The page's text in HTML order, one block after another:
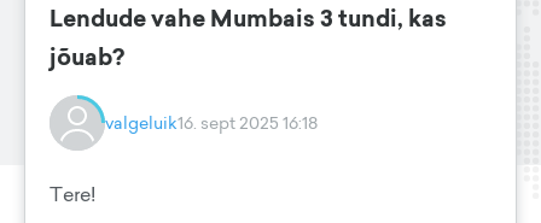
Lendude vahe Mumbais 3 tundi, kas
jõuab?
valgeluik16. sept 2025 16:18
Tere!